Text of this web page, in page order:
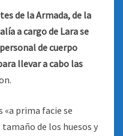
de la Armada, de la
a cargo de Lara se
de cuerpo
llevar a cabo las
«a prima facie se
de los huesos y